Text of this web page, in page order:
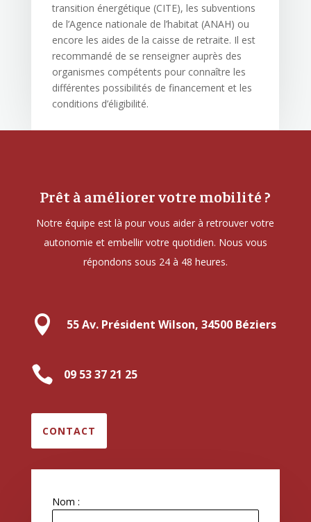
transition énergétique (CITE), les subventions
de l’Agence nationale de l’habitat (ANAH) ou
encore les aides de la caisse de retraite. Il est
recommandé de se renseigner auprès des
organismes compétents pour connaître les
différentes possibilités de financement et les
conditions d’éligibilité.
Prêt à améliorer votre mobilité ?
Notre équipe est là pour vous aider à retrouver votre
autonomie et embellir votre quotidien. Nous vous
répondons sous 24 à 48 heures.
 55 Av. Président Wilson, 34500 Béziers
 09 53 37 21 25
CONTACT
Nom :